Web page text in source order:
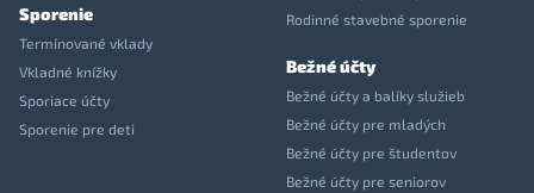
Sporenie
Termínované vklady
Vkladné knížky
Sporiace účty
Sporenie pre deti
Rodinné stavebné sporenie
Bežné účty
Bežné účty a balíky služieb
Bežné účty pre mladých
Bežné účty pre študentov
Bežné účty pre seniorov